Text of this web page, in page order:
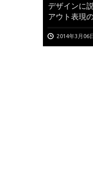
デザインに
アウト表現
2014年3月06